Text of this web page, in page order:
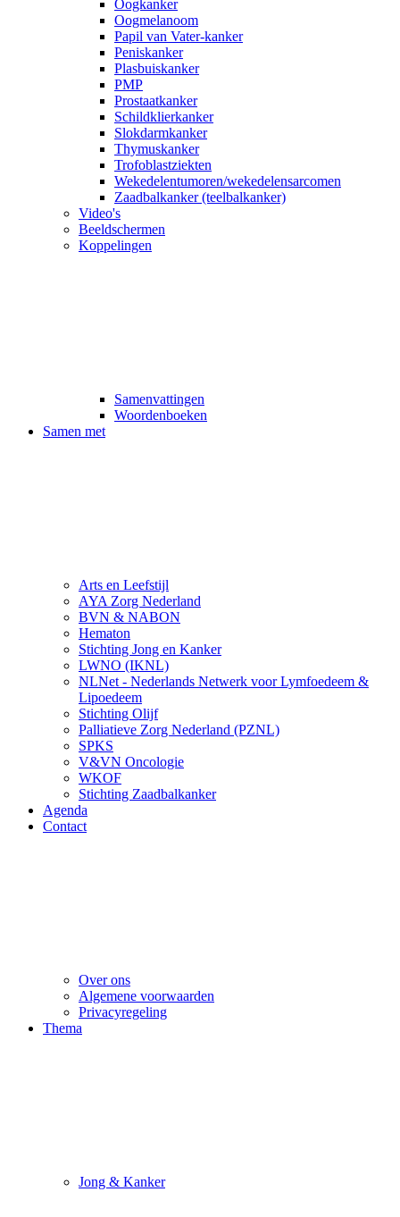
Oogkanker
Oogmelanoom
Papil van Vater-kanker
Peniskanker
Plasbuiskanker
PMP
Prostaatkanker
Schildklierkanker
Slokdarmkanker
Thymuskanker
Trofoblastziekten
Wekedelentumoren/wekedelensarcomen
Zaadbalkanker (teelbalkanker)
Video's
Beeldschermen
Koppelingen
Samenvattingen
Woordenboeken
Samen met
Arts en Leefstijl
AYA Zorg Nederland
BVN & NABON
Hematon
Stichting Jong en Kanker
LWNO (IKNL)
NLNet - Nederlands Netwerk voor Lymfoedeem &
Lipoedeem
Stichting Olijf
Palliatieve Zorg Nederland (PZNL)
SPKS
V&VN Oncologie
WKOF
Stichting Zaadbalkanker
Agenda
Contact
Over ons
Algemene voorwaarden
Privacyregeling
Thema
Jong & Kanker